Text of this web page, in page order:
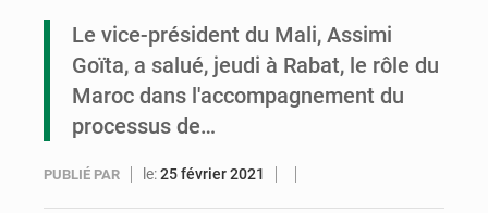
Le vice-président du Mali, Assimi
Goïta, a salué, jeudi à Rabat, le rôle du
Maroc dans l'accompagnement du
processus de…
PUBLIÉ PAR le:25 février 2021